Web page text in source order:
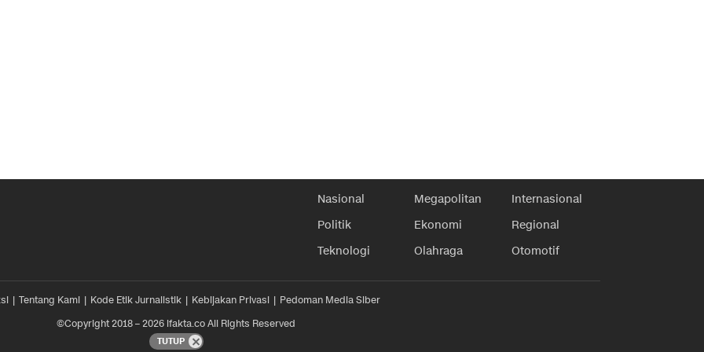
Nasional Megapolitan
Internasional
Politik
Ekonomi
Regional
Teknologi
Olahraga Otomotif
Tentang Kami Kode Etik Jurnalistik Kebijakan Privasi
Pedoman Media Siber
©Copyright 2018 – 2026 ifakta.co All Rights Reserved
TUTUP